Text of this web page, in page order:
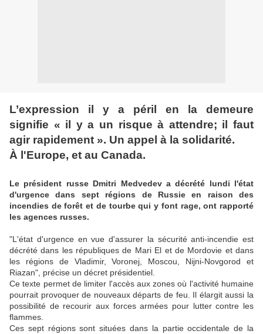
L’expression il y a péril en la demeure
signifie « il y a un risque à attendre; il faut
agir rapidement ». Un appel à la solidarité.
À l'Europe, et au Canada.
Le président russe Dmitri Medvedev a décrété lundi l'état
d'urgence dans sept régions de Russie en raison des
incendies de forêt et de tourbe qui y font rage, ont rapporté
les agences russes.
"L'état d'urgence en vue d'assurer la sécurité anti-incendie est
décrété dans les républiques de Mari El et de Mordovie et dans
les régions de Vladimir, Voronej, Moscou, Nijni-Novgorod et
Riazan", précise un décret présidentiel.
Ce texte permet de limiter l'accès aux zones où l'activité humaine
pourrait provoquer de nouveaux départs de feu. Il élargit aussi la
possibilité de recourir aux forces armées pour lutter contre les
flammes.
Ces sept régions sont situées dans la partie occidentale de la